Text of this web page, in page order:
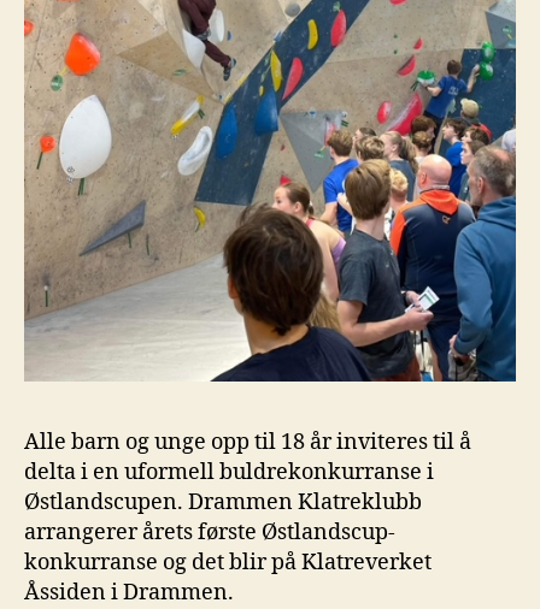
Alle barn og unge opp til 18 år inviteres til å
delta i en uformell buldrekonkurranse i
Østlandscupen. Drammen Klatreklubb
arrangerer årets første Østlandscup-
konkurranse og det blir på Klatreverket
Åssiden i Drammen.